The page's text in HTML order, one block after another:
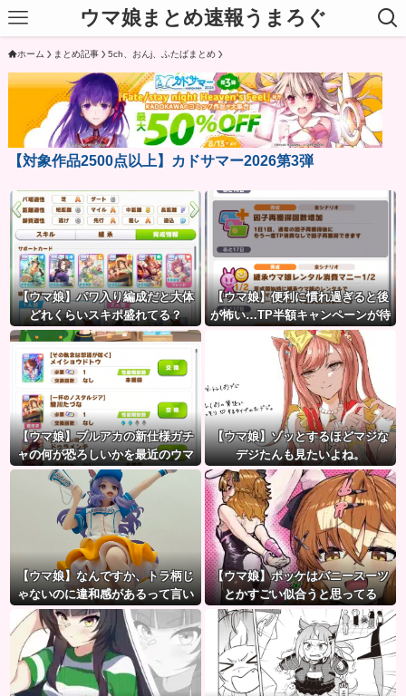
ウマ娘まとめ速報うまろぐ
ホーム まとめ記事 5ch、おんj、ふたばまとめ
【対象作品2500点以上】カドサマー2026第3弾
【ウマ娘】パワ入り編成だと大体
どれくらいスキポ盛れてる？
【ウマ娘】便利に慣れ過ぎると後
が怖い…TP半額キャンペーンが待
ち遠しいわね
【ウマ娘】ブルアカの新仕様ガチ
ャの何が恐ろしいかを最近のウマ
娘ガチャに例えると…地獄だな？
【ウマ娘】ゾッとするほどマジな
デジたんも見たいよね。
【ウマ娘】なんですか、トラ柄じ
ゃないのに違和感があるって言い
たいんですか？
【ウマ娘】ポッケはバニースーツ
とかすごい似合うと思ってる